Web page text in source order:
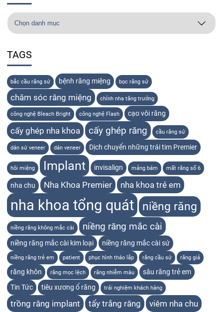
TAGS
bắc cầu răng sứ bệnh răng miệng bọc răng sứ
chăm sóc răng miệng chỉnh nha tăng trưởng
công nghệ Bleach Bright công nghệ Flash cạo vôi răng
cấy ghép nha khoa cấy ghép răng cầu răng sứ
dán sứ veneer dán veneer Dịch chuyển những trái tim Premier
hôi miệng Implant invisalign mảng bám mất răng số 6
nha chu Nha Khoa Premier nha khoa trẻ em
nha khoa tổng quát niềng răng
niềng răng không mắc cài niềng răng mắc cài
niềng răng mắc cài kim loại niềng răng mắc cài sứ
niềng răng trẻ em patient phục hình tháo lắp răng cầu sứ răng giả
răng khôn răng mọc lệch răng nhiễm màu
sâu răng trẻ em
Tin Tức
tiêu xương ổ răng trải nghiệm khách hàng
trồng răng implant tẩy trắng răng viêm nha chu